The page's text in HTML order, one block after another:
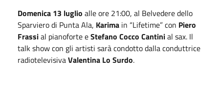
Domenica 13 luglio alle ore 21:00, al Belvedere dello
Sparviero di Punta Ala, Karima in “Lifetime” con Piero
Frassial pianoforte eStefano Cocco Cantinial sax. Il
talk show con gli artisti sarà condotto dalla conduttrice
radiotelevisivaValentina Lo Surdo.